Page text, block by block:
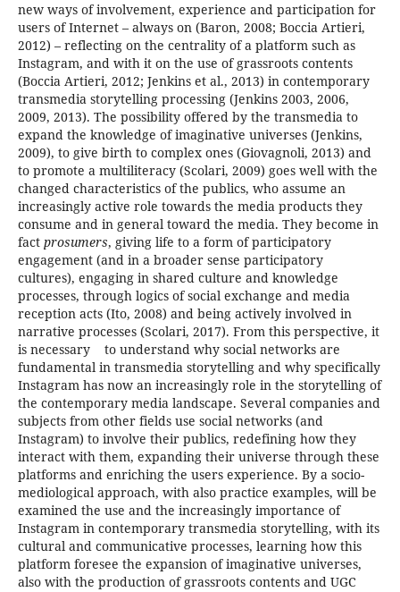
new ways of involvement, experience and participation for
users of Internet – always on (Baron, 2008; Boccia Artieri,
2012) – reflecting on the centrality of a platform such as
Instagram, and with it on the use of grassroots contents
(Boccia Artieri, 2012; Jenkins et al., 2013) in contemporary
transmedia storytelling processing (Jenkins 2003, 2006,
2009, 2013). The possibility offered by the transmedia to
expand the knowledge of imaginative universes (Jenkins,
2009), to give birth to complex ones (Giovagnoli, 2013) and
to promote a multiliteracy (Scolari, 2009) goes well with the
changed characteristics of the publics, who assume an
increasingly active role towards the media products they
consume and in general toward the media. They become in
fact prosumers, giving life to a form of participatory
engagement (and in a broader sense participatory
cultures), engaging in shared culture and knowledge
processes, through logics of social exchange and media
reception acts (Ito, 2008) and being actively involved in
narrative processes (Scolari, 2017). From this perspective, it
is necessary to understand why social networks are
fundamental in transmedia storytelling and why specifically
Instagram has now an increasingly role in the storytelling of
the contemporary media landscape. Several companies and
subjects from other fields use social networks (and
Instagram) to involve their publics, redefining how they
interact with them, expanding their universe through these
platforms and enriching the users experience. By a socio-
mediological approach, with also practice examples, will be
examined the use and the increasingly importance of
Instagram in contemporary transmedia storytelling, with its
cultural and communicative processes, learning how this
platform foresee the expansion of imaginative universes,
also with the production of grassroots contents and UGC